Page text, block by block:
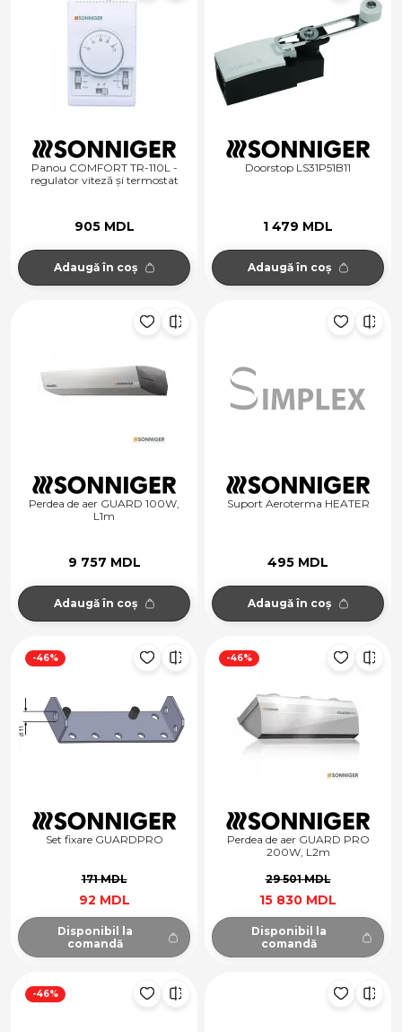
Panou COMFORT TR-110L -
regulator viteză și termostat
905 MDL
Adaugă în coș
Doorstop LS31P51B11
1 479 MDL
Adaugă în coș
Perdea de aer GUARD 100W,
L1m
9 757 MDL
Adaugă în coș
Suport Aeroterma HEATER
495 MDL
Adaugă în coș
-46%
Set fixare GUARDPRO
171 MDL
92 MDL
Disponibil la
comandă
-46%
Perdea de aer GUARD PRO
200W, L2m
29 501 MDL
15 830 MDL
Disponibil la
comandă
-46%